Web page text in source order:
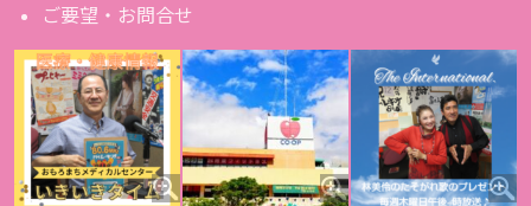
ご要望・お問合せ